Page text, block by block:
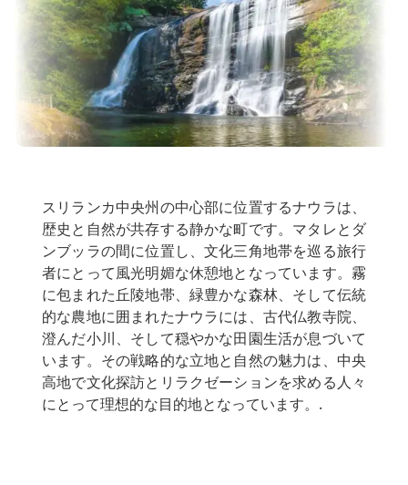
スリランカ中央州の中心部に位置するナウラは、
歴史と自然が共存する静かな町です。マタレとダ
ンブッラの間に位置し、文化三角地帯を巡る旅行
者にとって風光明媚な休憩地となっています。霧
に包まれた丘陵地帯、緑豊かな森林、そして伝統
的な農地に囲まれたナウラには、古代仏教寺院、
澄んだ小川、そして穏やかな田園生活が息づいて
います。その戦略的な立地と自然の魅力は、中央
高地で文化探訪とリラクゼーションを求める人々
にとって理想的な目的地となっています。.